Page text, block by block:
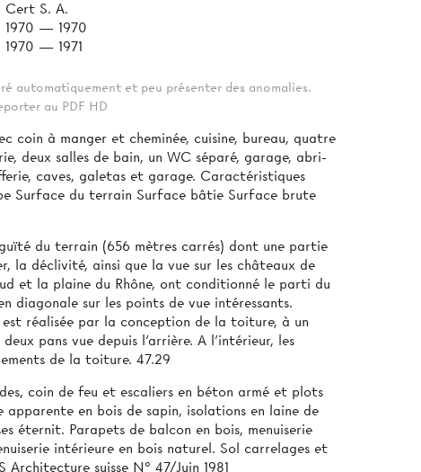
Cert S. A.
1970 — 1970
1970 — 1971
automatiquement et peu présenter des anomalies.
au PDF HD
coin à manger et cheminée, cuisine, bureau, quatre
deux salles de bain, un WC séparé, garage, abri-
caves, galetas et garage. Caractéristiques
Surface du terrain Surface bâtie Surface brute
du terrain (656 mètres carrés) dont une partie
la déclivité, ainsi que la vue sur les châteaux de
et la plaine du Rhône, ont conditionné le parti du
diagonale sur les points de vue intéressants.
réalisée par la conception de la toiture, à un
pans vue depuis l'arrière. A l'intérieur, les
de la toiture. 47.29
coin de feu et escaliers en béton armé et plots
apparente en bois de sapin, isolations en laine de
éternit. Parapets de balcon en bois, menuiserie
intérieure en bois naturel. Sol carrelages et
suisse N° 47/Juin 1981